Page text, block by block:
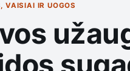
VAISIAI IR UOGOS